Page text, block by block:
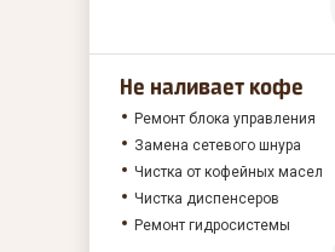
Не наливает кофе
Ремонт блока управления
Замена сетевого шнура
Чистка от кофейных масел
Чистка диспенсеров
Ремонт гидросистемы